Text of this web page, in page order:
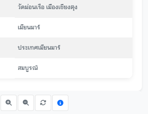
วัดม่อนเรือ เมืองเชียงตุง
เมียนมาร์
ประเทศเมียนมาร์
สมบูรณ์